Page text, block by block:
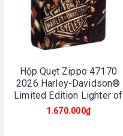
Hộp Quẹt Zippo 47170
2026 Harley-Davidson®
Limited Edition Lighter of
the Year
1.670.000₫